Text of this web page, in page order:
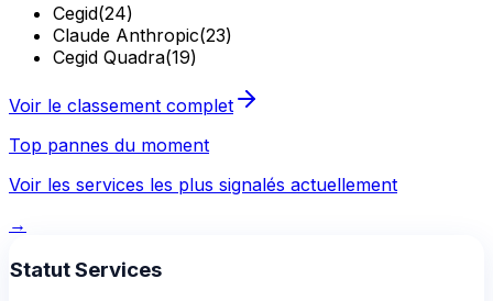
Cegid(24)
Claude Anthropic(23)
Cegid Quadra(19)
Voir le classement complet
Top pannes du moment
Voir les services les plus signalés actuellement
→
Statut Services